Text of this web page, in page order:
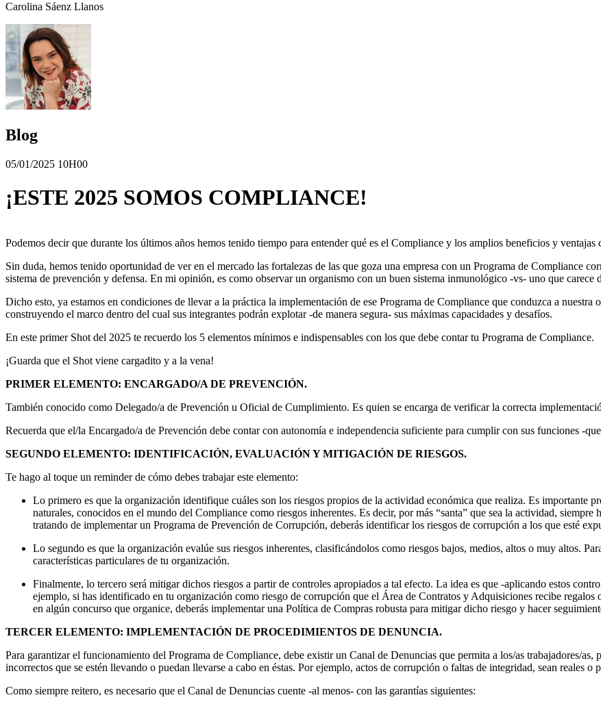
Carolina Sáenz Llanos
Blog
05/01/2025 10H00
¡ESTE 2025 SOMOS COMPLIANCE!
Podemos decir que durante los últimos años hemos tenido tiempo para entender qué es el Compliance y los amplios beneficios y ventajas
Sin duda, hemos tenido oportunidad de ver en el mercado las fortalezas de las que goza una empresa con un Programa de Compliance
sistema de prevención y defensa. En mi opinión, es como observar un organismo con un buen sistema inmunológico -vs- uno que carece
Dicho esto, ya estamos en condiciones de llevar a la práctica la implementación de ese Programa de Compliance que conduzca a
construyendo el marco dentro del cual sus integrantes podrán explotar -de manera segura- sus máximas capacidades y desafíos.
En este primer Shot del 2025 te recuerdo los 5 elementos mínimos e indispensables con los que debe contar tu Programa de Compliance.
¡Guarda que el Shot viene cargadito y a la vena!
PRIMER ELEMENTO: ENCARGADO/A DE PREVENCIÓN.
También conocido como Delegado/a de Prevención u Oficial de Cumplimiento. Es quien se encarga de verificar la correcta
Recuerda que el/la Encargado/a de Prevención debe contar con autonomía e independencia suficiente para cumplir con sus funciones -
SEGUNDO ELEMENTO: IDENTIFICACIÓN, EVALUACIÓN Y MITIGACIÓN DE RIESGOS.
Te hago al toque un reminder de cómo debes trabajar este elemento:
Lo primero es que la organización identifique cuáles son los riesgos propios de la actividad económica que realiza. Es importante
naturales, conocidos en el mundo del Compliance como riesgos inherentes. Es decir, por más “santa” que sea la actividad,
tratando de implementar un Programa de Prevención de Corrupción, deberás identificar los riesgos de corrupción a los que esté
Lo segundo es que la organización evalúe sus riesgos inherentes, clasificándolos como riesgos bajos, medios, altos o muy altos.
características particulares de tu organización.
Finalmente, lo tercero será mitigar dichos riesgos a partir de controles apropiados a tal efecto. La idea es que -aplicando estos
ejemplo, si has identificado en tu organización como riesgo de corrupción que el Área de Contratos y Adquisiciones recibe regalos
en algún concurso que organice, deberás implementar una Política de Compras robusta para mitigar dicho riesgo y hacer
TERCER ELEMENTO: IMPLEMENTACIÓN DE PROCEDIMIENTOS DE DENUNCIA.
Para garantizar el funcionamiento del Programa de Compliance, debe existir un Canal de Denuncias que permita a los/as trabajadores/
incorrectos que se estén llevando o puedan llevarse a cabo en éstas. Por ejemplo, actos de corrupción o faltas de integridad, sean reales o
Como siempre reitero, es necesario que el Canal de Denuncias cuente -al menos- con las garantías siguientes: